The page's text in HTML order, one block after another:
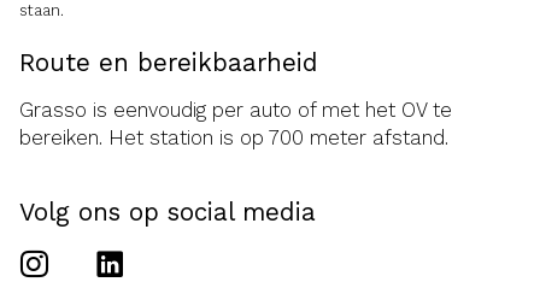
staan.
Route en bereikbaarheid
Grasso is eenvoudig per auto of met het OV te
bereiken. Het station is op 700 meter afstand.
Volg ons op social media